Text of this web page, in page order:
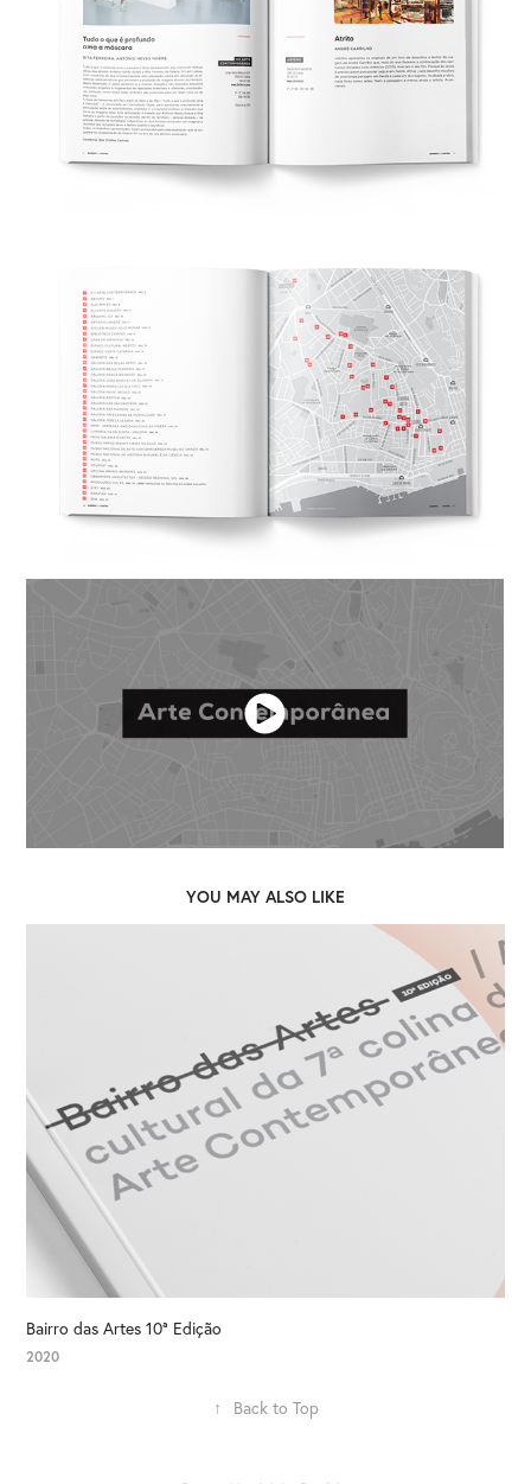
YOU MAY ALSO LIKE
Bairro das Artes 10ª Edição
2020
↑ Back to Top